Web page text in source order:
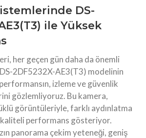
DS-
ile Yüksek
her geçen gün daha da önemli
2DF5232X-AE3(T3) modelinin
izleme ve güvenlik
gözlemliyoruz. Bu kamera,
görüntüleriyle, farklı aydınlatma
kaliteli performans gösteriyor.
panorama çekim yeteneği, geniş